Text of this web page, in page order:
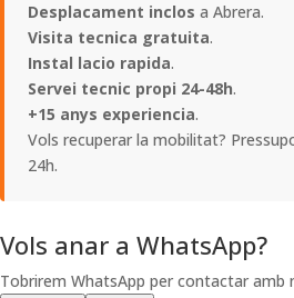
Desplacament inclos a Abrera.
Visita tecnica gratuita.
Instal lacio rapida.
Servei tecnic propi 24-48h.
+15 anys experiencia.
Vols recuperar la mobilitat?
24h.
Vols anar a WhatsApp?
Tobrirem WhatsApp per contactar amb